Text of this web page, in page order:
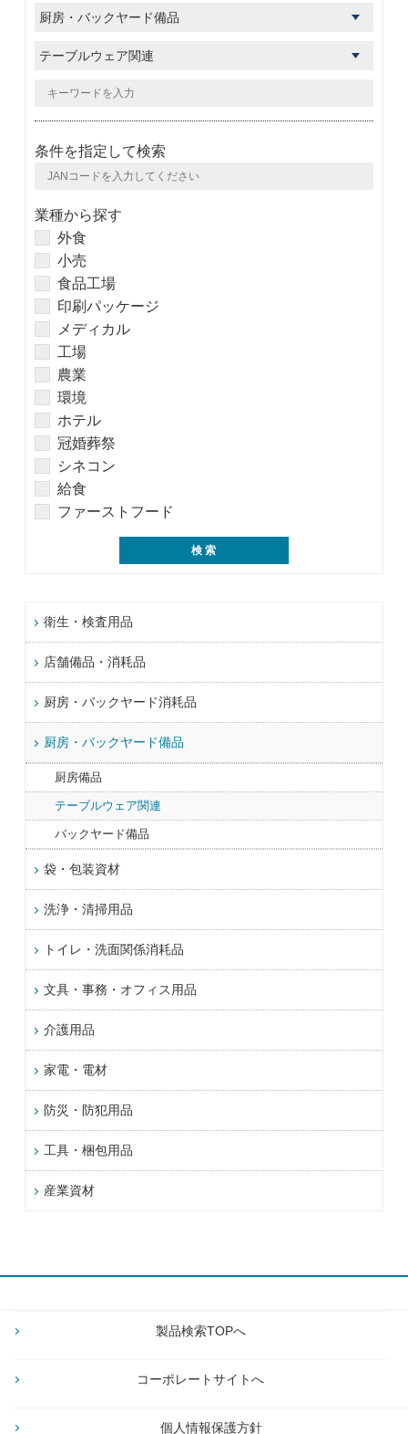
条件を指定して検索
業種から探す
外食
小売
食品工場
印刷パッケージ
メディカル
工場
農業
環境
ホテル
冠婚葬祭
シネコン
給食
ファーストフード
衛生・検査用品
店舗備品・消耗品
厨房・バックヤード消耗品
厨房・バックヤード備品
厨房備品
テーブルウェア関連
バックヤード備品
袋・包装資材
洗浄・清掃用品
トイレ・洗面関係消耗品
文具・事務・オフィス用品
介護用品
家電・電材
防災・防犯用品
工具・梱包用品
産業資材
製品検索TOPへ
コーポレートサイトへ
個人情報保護方針